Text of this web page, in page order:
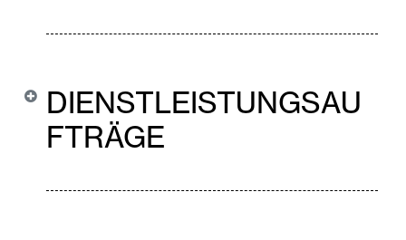
DIENSTLEISTUNGSAU
FTRÄGE